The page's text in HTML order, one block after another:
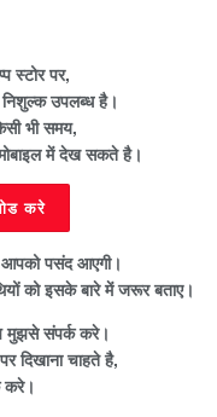
स्टोर पर,
निशुल्क उपलब्ध है।
भी समय,
में देख सकते है।
करे
पसंद आएगी।
को इसके बारे में जरूर बताए।
मुझसे संपर्क करे।
दिखाना चाहते है,
करे।